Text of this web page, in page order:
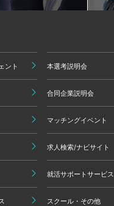
ント 本選考説明会
合同企業説明会
マッチングイベント
求人検索/ナビサイト
就活サポートサービス
スクール・その他